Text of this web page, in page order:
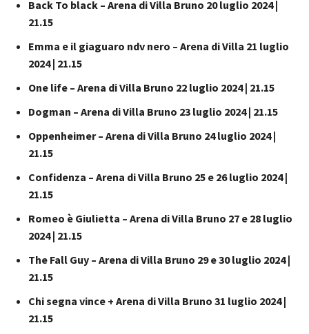
Back To black – Arena di Villa Bruno 20 luglio 2024 |
21.15
Emma e il giaguaro ndv nero – Arena di Villa 21 luglio
2024 | 21.15
One life – Arena di Villa Bruno 22 luglio 2024 | 21.15
Dogman – Arena di Villa Bruno 23 luglio 2024 | 21.15
Oppenheimer – Arena di Villa Bruno 24 luglio 2024 |
21.15
Confidenza – Arena di Villa Bruno 25 e 26 luglio 2024 |
21.15
Romeo è Giulietta – Arena di Villa Bruno 27 e 28 luglio
2024 | 21.15
The Fall Guy – Arena di Villa Bruno 29 e 30 luglio 2024 |
21.15
Chi segna vince + Arena di Villa Bruno 31 luglio 2024 |
21.15